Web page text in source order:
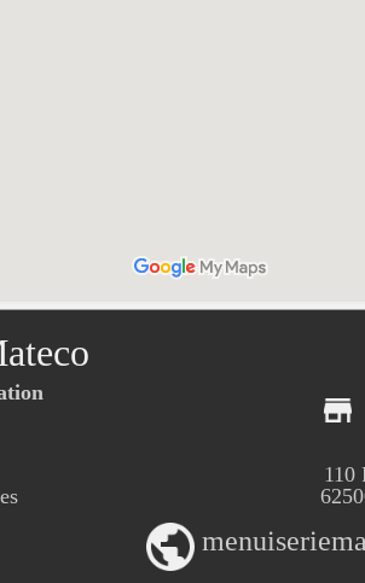
110